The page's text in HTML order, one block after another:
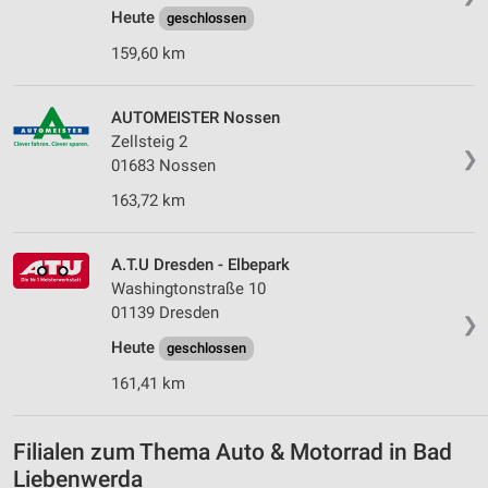
Heute geschlossen
159,60 km
❯
AUTOMEISTER Nossen
Zellsteig 2
01683 Nossen
163,72 km
❯
A.T.U Dresden - Elbepark
Washingtonstraße 10
01139 Dresden
Heute
geschlossen
161,41 km
Filialen zum Thema Auto & Motorrad in Bad
Liebenwerda